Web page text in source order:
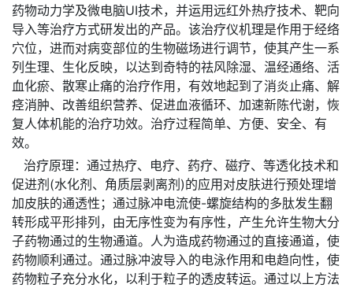
药物动力学及微电脑UI技术，并运用远红外热疗技术、靶向
导入等治疗方式研发出的产品。该治疗仪机理是作用于经络
穴位，进而对病变部位的生物磁场进行调节，使其产生一系
列生理、生化反映，以达到奇特的祛风除湿、温经通络、活
血化瘀、散寒止痛的治疗作用，有效地起到了消炎止痛、解
痉消肿、改善组织营养、促进血液循环、加速新陈代谢，恢
复人体机能的治疗功效。治疗过程简单、方便、安全、有
效。
治疗原理：通过热疗、电疗、药疗、磁疗、等透化技术和
促进剂(水化剂、角质层剥离剂)的应用对皮肤进行预处理增
加皮肤的通透性；通过脉冲电流使-螺旋结构的多肽发生翻
转形成平形排列，由无序性变为有序性，产生允许生物大分
子药物通过的生物通道。人为造成药物通过的直接通道，使
药物顺利通过。通过脉冲波导入的电泳作用和电趋向性，使
药物粒子充分水化，以利于粒子的透皮转运。通过以上方法